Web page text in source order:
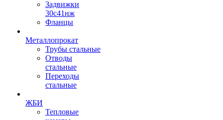
Задвижки
30с41нж
Фланцы
Металлопрокат
Трубы стальные
Отводы
стальные
Переходы
стальные
ЖБИ
Тепловые